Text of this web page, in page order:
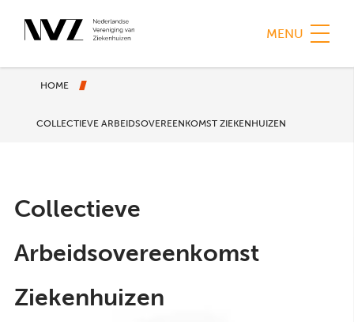
MENU
Kruimelpad
HOME
COLLECTIEVE ARBEIDSOVEREENKOMST ZIEKENHUIZEN
Collectieve
Arbeidsovereenkomst
Ziekenhuizen